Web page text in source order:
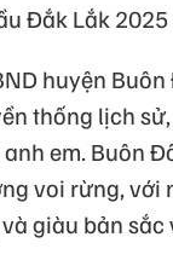
Đắk Lắk
huyện
thống lịch
em. Buôn
voi rừng,
giàu bản sắc